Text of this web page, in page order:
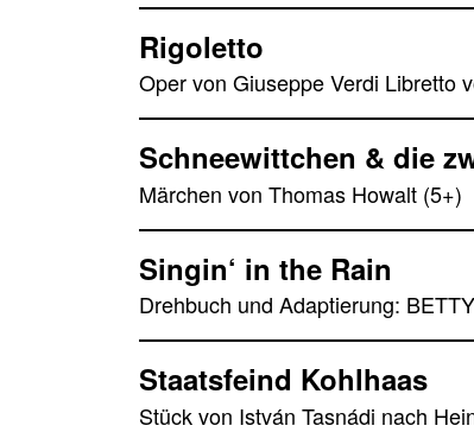
Rigoletto
Oper von Giuseppe Verdi Libretto
Schneewittchen & die
Märchen von Thomas Howalt (5+)
Singin‘ in the Rain
Drehbuch und Adaptierung:
Staatsfeind Kohlhaas
Stück von István Tasnádi nach